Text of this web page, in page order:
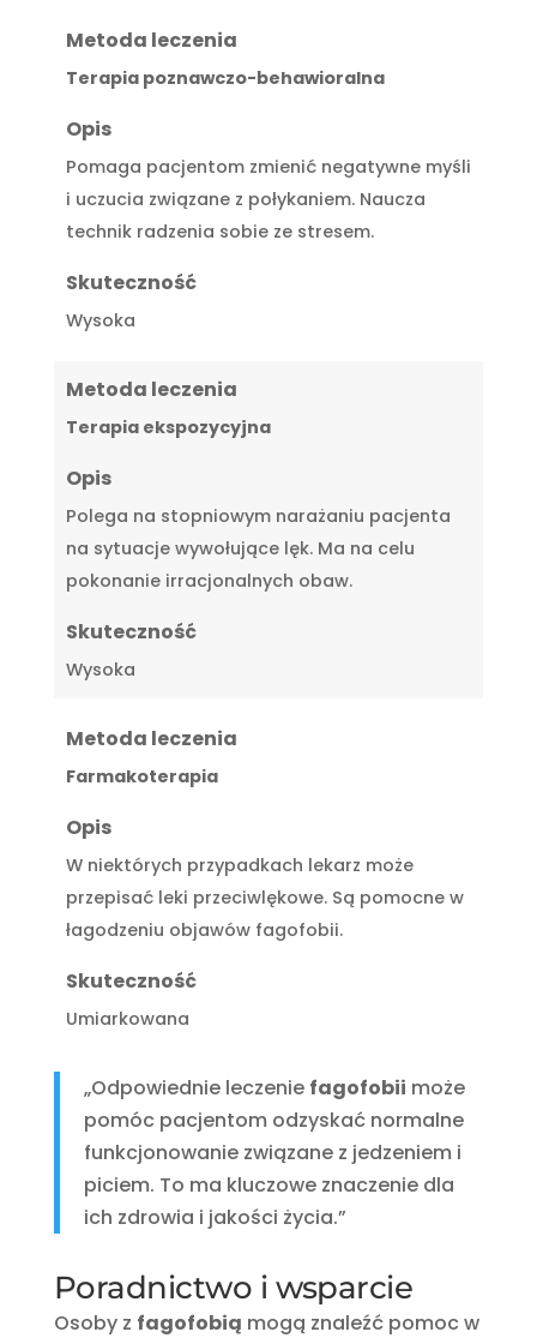
Metoda leczenia
Terapia poznawczo-behawioralna
Opis
Pomaga pacjentom zmienić negatywne myśli
i uczucia związane z połykaniem. Naucza
technik radzenia sobie ze stresem.
Skuteczność
Wysoka
Metoda leczenia
Terapia ekspozycyjna
Opis
Polega na stopniowym narażaniu pacjenta
na sytuacje wywołujące lęk. Ma na celu
pokonanie irracjonalnych obaw.
Skuteczność
Wysoka
Metoda leczenia
Farmakoterapia
Opis
W niektórych przypadkach lekarz może
przepisać leki przeciwlękowe. Są pomocne w
łagodzeniu objawów fagofobii.
Skuteczność
Umiarkowana
„Odpowiednie leczenie fagofobii może
pomóc pacjentom odzyskać normalne
funkcjonowanie związane z jedzeniem i
piciem. To ma kluczowe znaczenie dla
ich zdrowia i jakości życia.”
Poradnictwo i wsparcie
Osoby z fagofobią mogą znaleźć pomoc w